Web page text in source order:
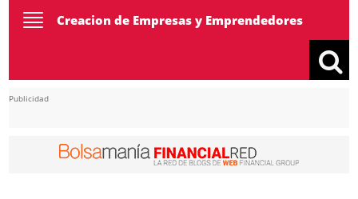
ToggleCreacion de Empresas y Emprendedores
Publicidad